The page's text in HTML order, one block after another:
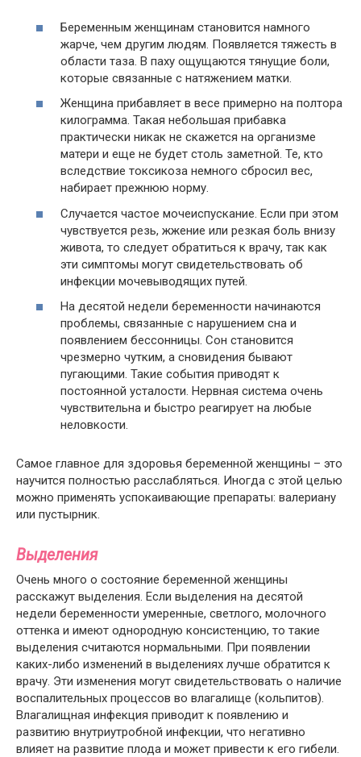
Беременным женщинам становится намного
жарче, чем другим людям. Появляется тяжесть в
области таза. В паху ощущаются тянущие боли,
которые связанные с натяжением матки.
Женщина прибавляет в весе примерно на полтора
килограмма. Такая небольшая прибавка
практически никак не скажется на организме
матери и еще не будет столь заметной. Те, кто
вследствие токсикоза немного сбросил вес,
набирает прежнюю норму.
Случается частое мочеиспускание. Если при этом
чувствуется резь, жжение или резкая боль внизу
живота, то следует обратиться к врачу, так как
эти симптомы могут свидетельствовать об
инфекции мочевыводящих путей.
На десятой недели беременности начинаются
проблемы, связанные с нарушением сна и
появлением бессонницы. Сон становится
чрезмерно чутким, а сновидения бывают
пугающими. Такие события приводят к
постоянной усталости. Нервная система очень
чувствительна и быстро реагирует на любые
неловкости.
Самое главное для здоровья беременной женщины – это
научится полностью расслабляться. Иногда с этой целью
можно применять успокаивающие препараты: валериану
или пустырник.
Выделения
Очень много о состояние беременной женщины
расскажут выделения. Если выделения на десятой
недели беременности умеренные, светлого, молочного
оттенка и имеют однородную консистенцию, то такие
выделения считаются нормальными. При появлении
каких-либо изменений в выделениях лучше обратится к
врачу. Эти изменения могут свидетельствовать о наличие
воспалительных процессов во влагалище (кольпитов).
Влагалищная инфекция приводит к появлению и
развитию внутриутробной инфекции, что негативно
влияет на развитие плода и может привести к его гибели.